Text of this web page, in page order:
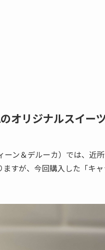
オリジナルスイー
ーン＆デルーカ）では、
すが、今回購入した「キ